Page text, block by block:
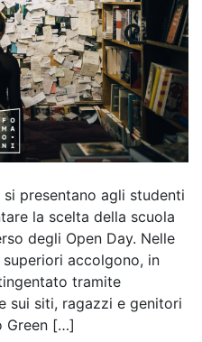
presentano agli studenti
la scelta della scuola
degli Open Day. Nelle
accolgono, in
tramite
sui siti, ragazzi e genitori
Green […]